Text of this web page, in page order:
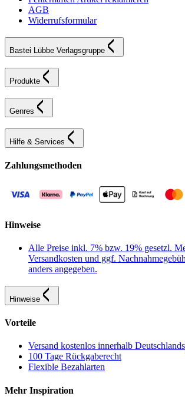
AGB
Widerrufsformular
Bastei Lübbe Verlagsgruppe
Produkte
Genres
Hilfe & Services
Zahlungsmethoden
Hinweise
Alle Preise inkl. 7% bzw. 19% gesetzl.
Versandkosten und ggf.
anders angegeben.
Hinweise
Vorteile
Versand kostenlos innerhalb Deutschlands
100 Tage Rückgaberecht
Flexible Bezahlarten
Mehr Inspiration